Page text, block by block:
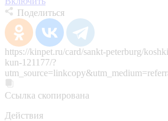
Поделиться
https://kinpet.ru/card/sankt-peterburg/
kun-121177/?
Ссылка скопирована
Действия